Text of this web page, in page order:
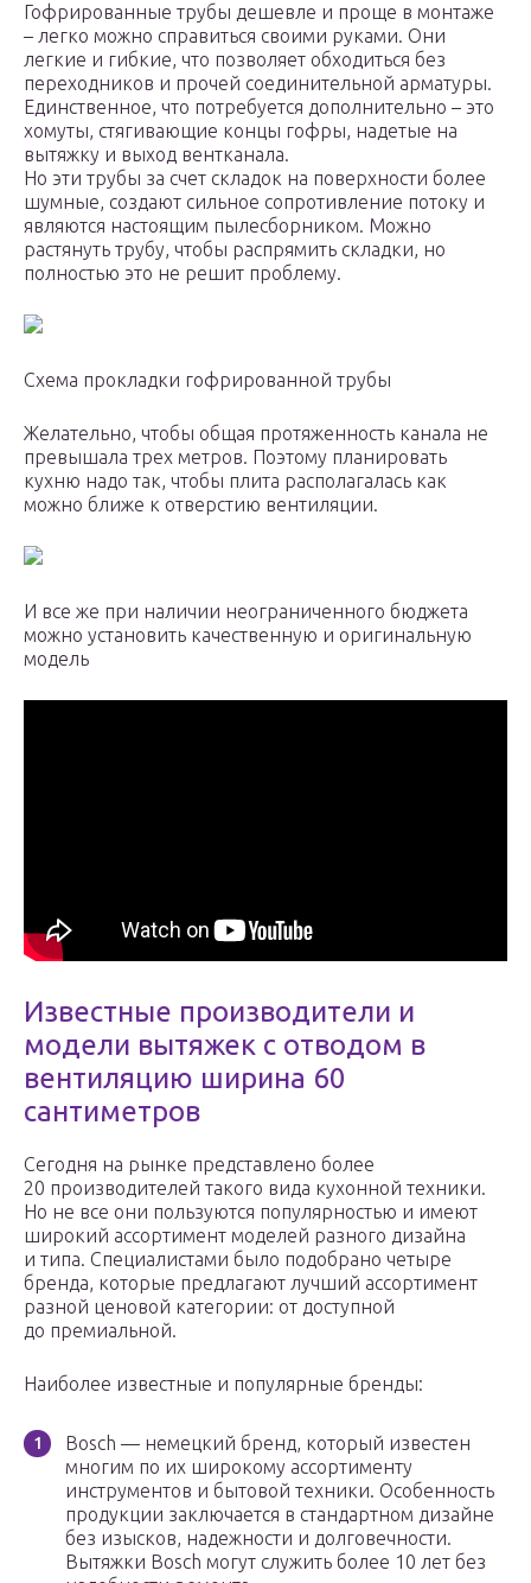
Гофрированные трубы дешевле и проще в монтаже
– легко можно справиться своими руками. Они
легкие и гибкие, что позволяет обходиться без
переходников и прочей соединительной арматуры.
Единственное, что потребуется дополнительно – это
хомуты, стягивающие концы гофры, надетые на
вытяжку и выход вентканала.
Но эти трубы за счет складок на поверхности более
шумные, создают сильное сопротивление потоку и
являются настоящим пылесборником. Можно
растянуть трубу, чтобы распрямить складки, но
полностью это не решит проблему.
Схема прокладки гофрированной трубы
Желательно, чтобы общая протяженность канала не
превышала трех метров. Поэтому планировать
кухню надо так, чтобы плита располагалась как
можно ближе к отверстию вентиляции.
И все же при наличии неограниченного бюджета
можно установить качественную и оригинальную
модель
Известные производители и
модели вытяжек с отводом в
вентиляцию ширина 60
сантиметров
Сегодня на рынке представлено более
20 производителей такого вида кухонной техники.
Но не все они пользуются популярностью и имеют
широкий ассортимент моделей разного дизайна
и типа. Специалистами было подобрано четыре
бренда, которые предлагают лучший ассортимент
разной ценовой категории: от доступной
до премиальной.
Наиболее известные и популярные бренды:
Bosch — немецкий бренд, который известен
многим по их широкому ассортименту
инструментов и бытовой техники. Особенность
продукции заключается в стандартном дизайне
без изысков, надежности и долговечности.
Вытяжки Bosch могут служить более 10 лет без